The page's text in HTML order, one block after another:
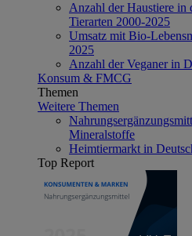
Anzahl der Haustiere in
Tierarten 2000-2025
Umsatz mit Bio-
2025
Anzahl der Veganer in
Konsum & FMCG
Themen
Weitere Themen
Mineralstoffe
Heimtiermarkt in
Top Report